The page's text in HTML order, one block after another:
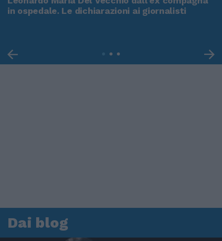
in ospedale. Le dichiarazioni ai giornalisti
Dai blog